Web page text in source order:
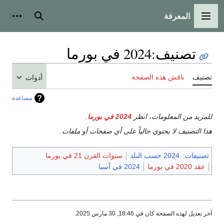
القائمة الرئيسية
المعرفة بحث
تصنيف:2024 في بورما
تصنيف ناقش هذه الصفحة أدوات
مساعدة
للمزيد من المعلومات، انظر 2024 في بورما
هذا التصنيف لا يحتوي حالياً على أي صفحات أو ملفات.
تصنيفات: 2024 حسب البلد
سنوات القرن 21 في بورما
عقد 2020 في بورما
2024 في آسيا
آخر تعديل لهذه الصفحة كان في 18:46, 30 مارس 2025.